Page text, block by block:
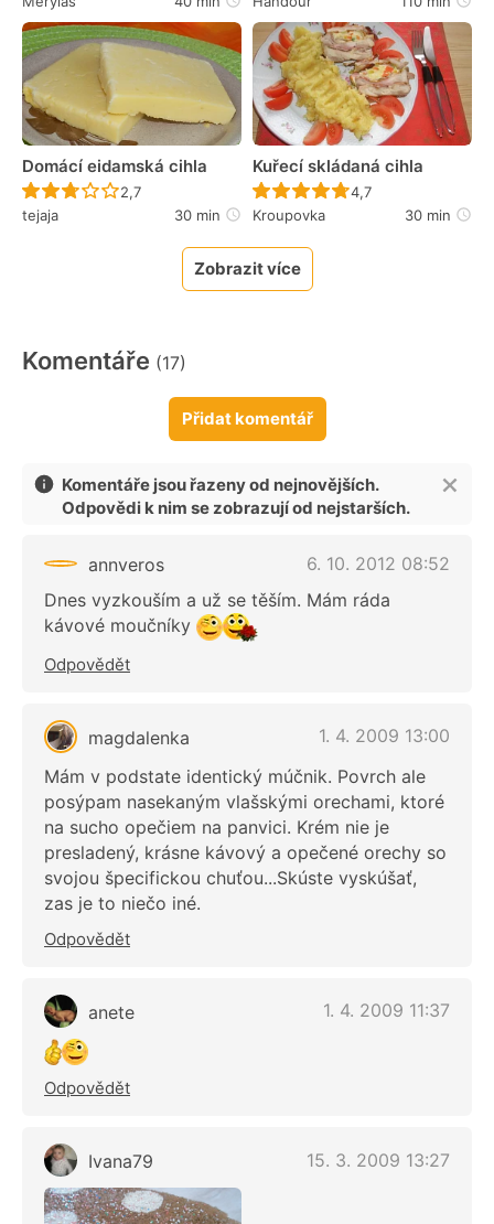
Domácí eidamská cihla
Recept ještě nebyl hodnocen
2,7
tejaja
30 min
Kuřecí skládaná cihla
Recept ještě nebyl
4,7
Kroupovka
30 min
Zobrazit více
Komentáře (17)
Přidat komentář
Komentáře jsou řazeny od nejnovějších.
Odpovědi k nim se zobrazují od nejstarších.
annveros
6. 10. 2012 08:52
Dnes vyzkouším a už se těším. Mám ráda
kávové moučníky
Odpovědět
magdalenka
1. 4. 2009 13:00
Mám v podstate identický múčnik. Povrch ale
posýpam nasekaným vlašskými orechami, ktoré
na sucho opečiem na panvici. Krém nie je
presladený, krásne kávový a opečené orechy so
svojou špecifickou chuťou...Skúste vyskúšať,
zas je to niečo iné.
Odpovědět
anete 1. 4. 2009 11:37
Odpovědět
Ivana79 15. 3. 2009 13:27